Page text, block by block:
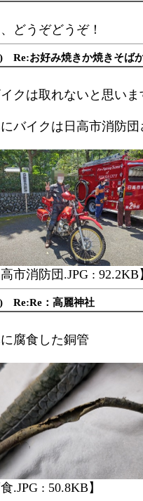
どうぞどうぞ！
Re:お好み焼きか焼きそば
クは取れないと思い
バイクは日高市消防
高市消防団.JPG : 92.2KB
Re:Re：高麗神社
腐食した銅管
食.JPG : 50.8KB】